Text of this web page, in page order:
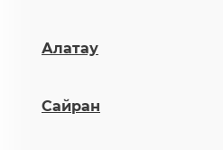
Алатау
Сайран